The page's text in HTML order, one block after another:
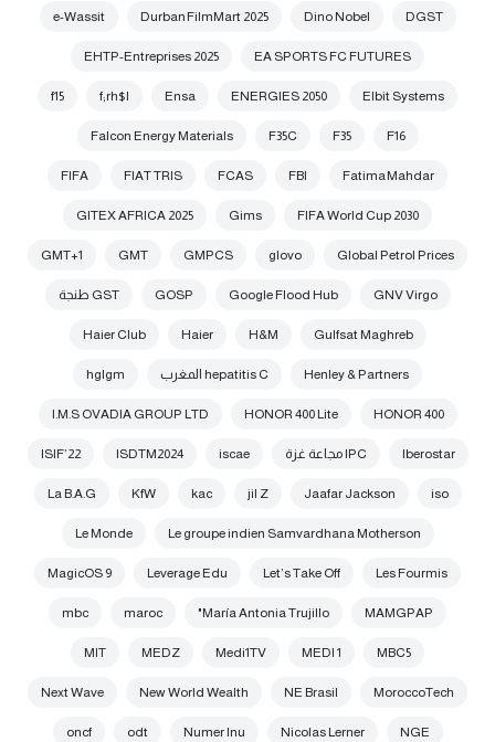
DGST
Dino Nobel
Durban FilmMart 2025
e-Wassit
EA SPORTS FC FUTURES
EHTP-Entreprises 2025
Elbit Systems
ENERGIES 2050
Ensa
f;rh$l
f15
F16
F35
F35C
Falcon Energy Materials
Fatima Mahdar
FBI
FCAS
FIAT TRIS
FIFA
FIFA World Cup 2030
Gims
GITEX AFRICA 2025
Global Petrol Prices
glovo
GMPCS
GMT
GMT+1
GNV Virgo
Google Flood Hub
GOSP GST طنجة
Gulfsat Maghreb
H&M
Haier
Haier Club
Henley & Partners hepatitis C المغرب hglgm
HONOR 400
HONOR 400 Lite
I.M.S OVADIA GROUP LTD
Iberostar IPC مجاعة غزة iscae
ISDTM2024
ISIF’22
iso
Jaafar Jackson
jil Z
kac
KfW
La B.A.G
Le groupe indien Samvardhana Motherson
Le Monde
Les Fourmis
Let’s Take Off
Leverage Edu
MagicOS 9
MAMGPAP
María Antonia Trujillo"
maroc
mbc
MBC5
MEDI 1
Medi1TV
MEDZ
MIT
MoroccoTech
NE Brasil
New World Wealth
Next Wave
NGE
Nicolas Lerner
Numer Inu
odt
oncf